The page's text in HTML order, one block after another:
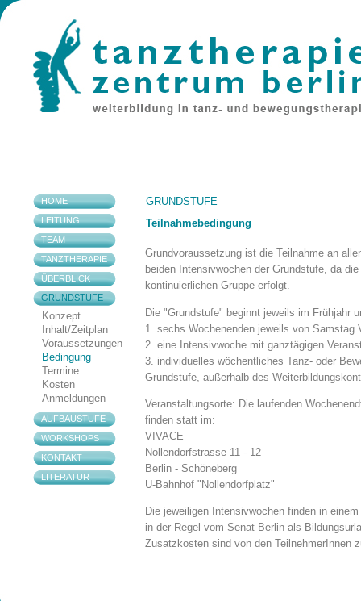
GRUNDSTUFE
Teilnahmebedingung
Grundvoraussetzung ist die Teilnahme an
beiden Intensivwochen der Grundstufe, da
kontinuierlichen Gruppe erfolgt.
Die "Grundstufe" beginnt jeweils im Frühjahr
1. sechs Wochenenden jeweils von
2. eine Intensivwoche mit ganztägigen
3. individuelles wöchentliches Tanz- oder
Grundstufe, außerhalb des
Veranstaltungsorte: Die laufenden
finden statt im:
VIVACE
Nollendorfstrasse 11 - 12
Berlin - Schöneberg
U-Bahnhof "Nollendorfplatz"
Die jeweiligen Intensivwochen finden in
in der Regel vom Senat Berlin als
Zusatzkosten sind von den TeilnehmerInnen
HOME
LEITUNG
TEAM
TANZTHERAPIE
ÜBERBLICK
GRUNDSTUFE
Konzept
Inhalt/Zeitplan
Voraussetzungen
Bedingung
Termine
Kosten
Anmeldungen
AUFBAUSTUFE
WORKSHOPS
KONTAKT
LITERATUR